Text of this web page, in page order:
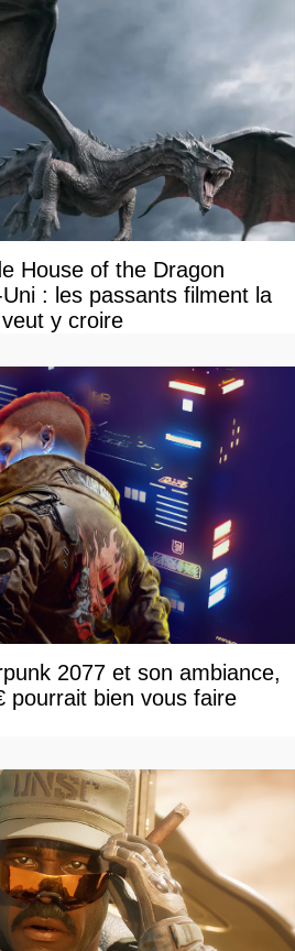
House of the Dragon
: les passants filment la
y croire
2077 et son ambiance,
pourrait bien vous faire